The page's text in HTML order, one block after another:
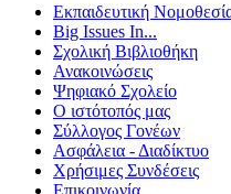
Εκπαιδευτική
Big Issues In...
Σχολική Βιβλιοθήκη
Ανακοινώσεις
Ψηφιακό Σχολείο
Ο ιστότοπός μας
Σύλλογος Γονέων
Ασφάλεια - Διαδίκτυο
Χρήσιμες Συνδέσεις
Επικοινωνία